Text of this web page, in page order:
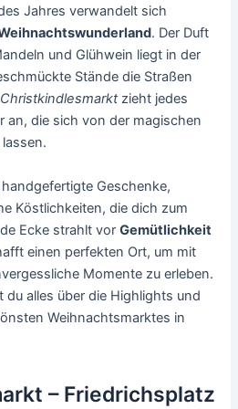
Jahres verwandelt sich
. Der Duft
und Glühwein liegt in der
Stände die Straßen
Christkindlesmarktzieht jedes
an, die sich von der magischen
Geschenke,
Köstlichkeiten, die dich zum
Ecke strahlt vorGemütlichkeit
einen perfekten Ort, um mit
Momente zu erleben.
du alles über die Highlights und
Weihnachtsmarktes in
– Friedrichsplatz